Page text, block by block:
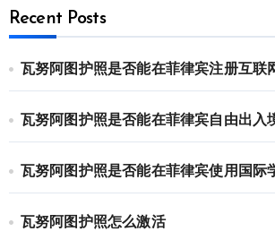
Recent Posts
瓦努阿图护照是否能在菲律宾注册互联
瓦努阿图护照是否能在菲律宾自由出入
瓦努阿图护照是否能在菲律宾使用国际
瓦努阿图护照怎么激活